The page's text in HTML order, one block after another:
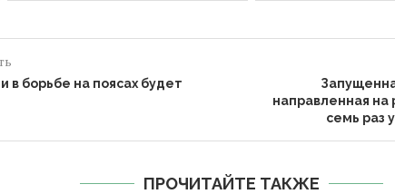
в борьбе на поясах будет
направленная на
семь раз
ПРОЧИТАЙТЕ ТАКЖЕ